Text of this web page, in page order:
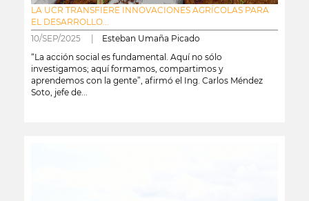
LA UCR TRANSFIERE INNOVACIONES AGRÍCOLAS PARA
EL DESARROLLO...
10/SEP/2025 | Esteban Umaña Picado
“La acción social es fundamental. Aquí no sólo
investigamos; aquí formamos, compartimos y
aprendemos con la gente”, afirmó el Ing. Carlos Méndez
Soto, jefe de...